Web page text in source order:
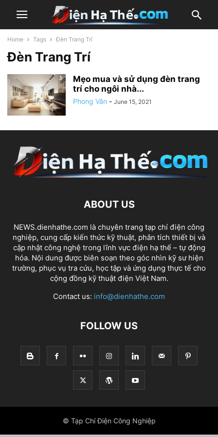
Home Tags Đèn Trang Trí
Đèn Trang Trí
Mẹo mua và sử dụng đèn trang
trí cho ngôi nhà...
Phong Vân - June 15, 2021
ABOUT US
NEWS.dienhathe.com là chuyên trang tạp chí điện công
nghiệp, cung cấp kiến thức kỹ thuật, phân tích thiết bị và
cập nhật công nghệ trong lĩnh vực điện hạ thế – tự động
hóa. Nội dung được biên soạn theo góc nhìn kỹ sư hiện
trường, phục vụ tra cứu, học tập và ứng dụng thực tế cho
cộng đồng kỹ thuật điện Việt Nam.
Contact us: info@dienhathe.com
FOLLOW US
© Tạp Chí Điện Công Nghiệp